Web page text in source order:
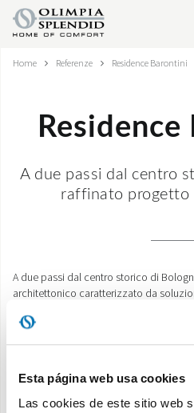
Esta página web usa cookies
Las cookies de este sitio web
ESPAÑOL
CALEFACCIÓN
MONDE OS
ÁREA DE DESCARGA
Home Referenze Residence Barontini
A due passi dal centro
raffinato progetto
A due passi dal centro storico di
architettonico caratterizzato da
dotate dei più moderni standard
progettati per unire alla razionalità
consumi energetici ed il conseguente
La nuova soluzione impiantistica ha
ventilconvettore al comfort
Con soli 12,9 cm di spessore ed un